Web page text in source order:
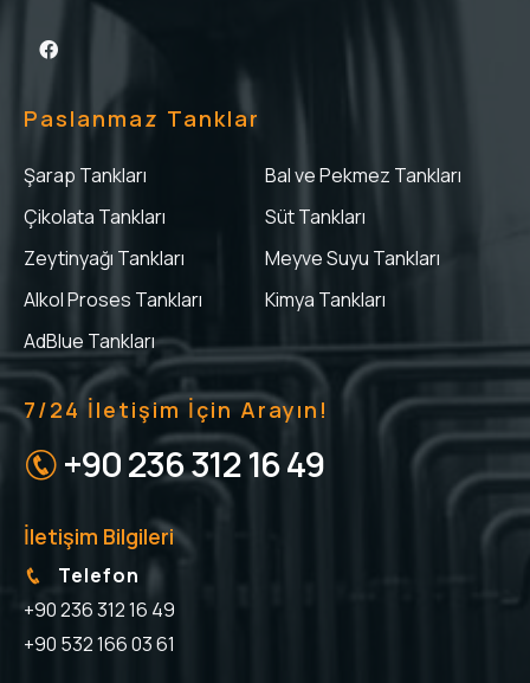
Paslanmaz Tanklar
Şarap Tankları
Bal ve Pekmez Tankları
Çikolata Tankları
Süt Tankları
Zeytinyağı Tankları
Meyve Suyu Tankları
Alkol Proses Tankları
Kimya Tankları
AdBlue Tankları
7/24 İletişim İçin Arayın!
+90 236 312 16 49
İletişim Bilgileri
Telefon
+90 236 312 16 49
+90 532 166 03 61